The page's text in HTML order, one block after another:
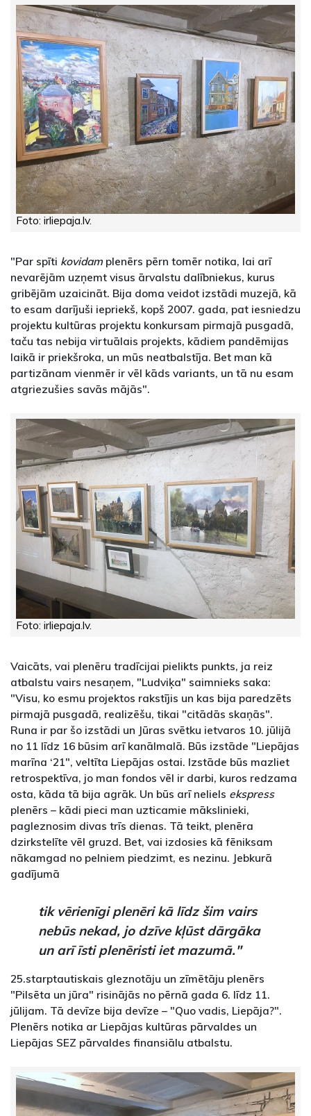
Foto: irliepaja.lv.
"Par spīti kovidam plenērs pērn tomēr notika, lai arī
nevarējām uzņemt visus ārvalstu dalībniekus, kurus
gribējām uzaicināt. Bija doma veidot izstādi muzejā, kā
to esam darījuši iepriekš, kopš 2007. gada, pat iesniedzu
projektu kultūras projektu konkursam pirmajā pusgadā,
taču tas nebija virtuālais projekts, kādiem pandēmijas
laikā ir priekšroka, un mūs neatbalstīja. Bet man kā
partizānam vienmēr ir vēl kāds variants, un tā nu esam
atgriezušies savās mājās".
Foto: irliepaja.lv.
Vaicāts, vai plenēru tradīcijai pielikts punkts, ja reiz
atbalstu vairs nesaņem, "Ludviķa" saimnieks saka:
"Visu, ko esmu projektos rakstījis un kas bija paredzēts
pirmajā pusgadā, realizēšu, tikai "citādās skaņās".
Runa ir par šo izstādi un Jūras svētku ietvaros 10. jūlijā
no 11 līdz 16 būsim arī kanālmalā. Būs izstāde "Liepājas
marīna ‘21", veltīta Liepājas ostai. Izstāde būs mazliet
retrospektīva, jo man fondos vēl ir darbi, kuros redzama
osta, kāda tā bija agrāk. Un būs arī neliels ekspress
plenērs – kādi pieci man uzticamie mākslinieki,
pagleznosim divas trīs dienas. Tā teikt, plenēra
dzirkstelīte vēl gruzd. Bet, vai izdosies kā fēniksam
nākamgad no pelniem piedzimt, es nezinu. Jebkurā
gadījumā
tik vērienīgi plenēri kā līdz šim vairs
nebūs nekad, jo dzīve kļūst dārgāka
un arī īsti plenēristi iet mazumā."
25.starptautiskais gleznotāju un zīmētāju plenērs
"Pilsēta un jūra" risinājās no pērnā gada 6. līdz 11.
jūlijam. Tā devīze bija devīze – "Quo vadis, Liepāja?".
Plenērs notika ar Liepājas kultūras pārvaldes un
Liepājas SEZ pārvaldes finansiālu atbalstu.